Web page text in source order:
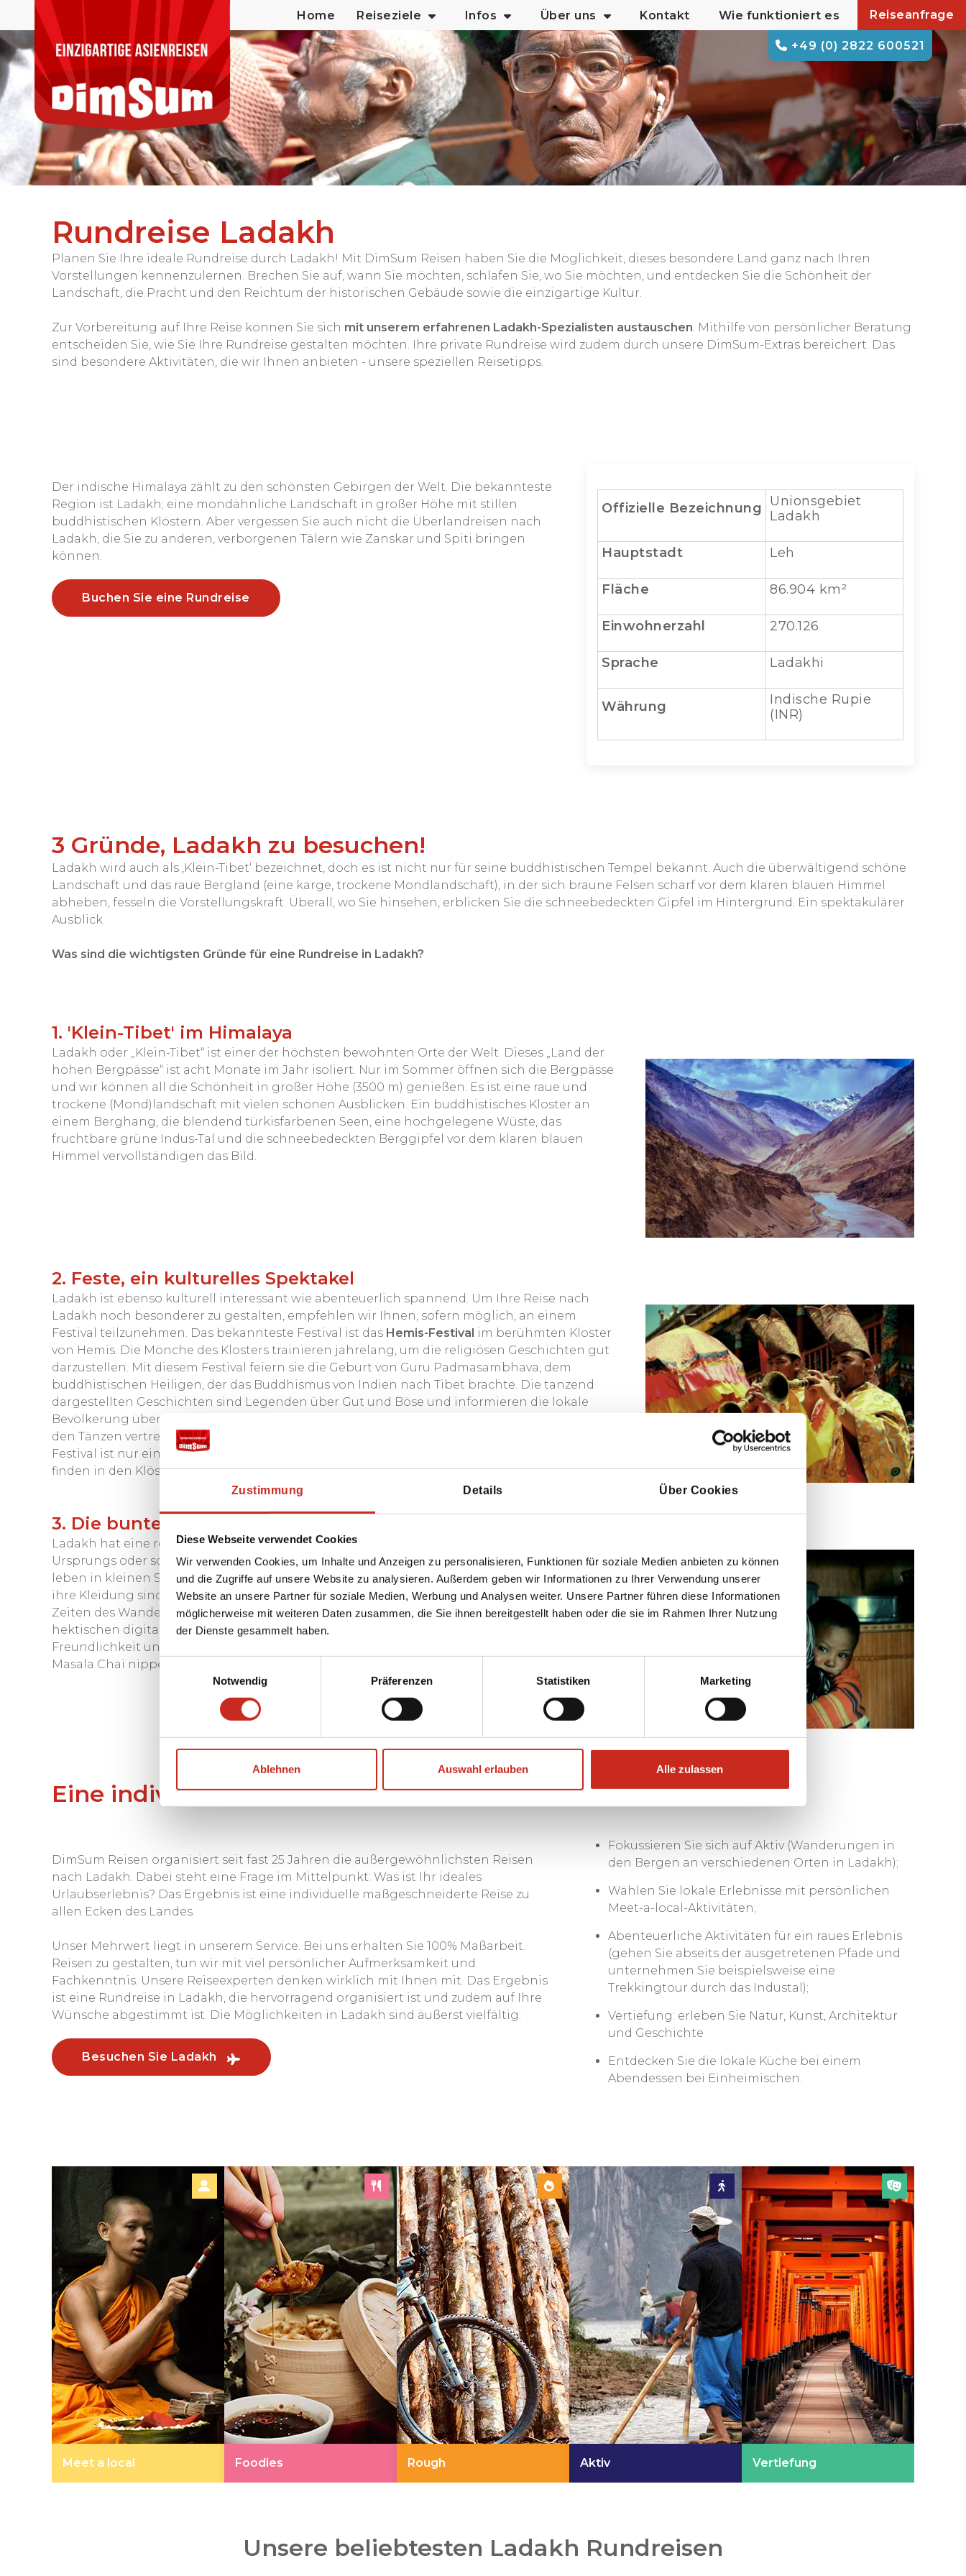
Zustimmung Details Über Cookies
Diese Webseite verwendet Cookies
Wir verwenden Cookies, um Inhalte und Anzeigen zu personalisieren, Funktionen für soziale Medien anbieten zu können
und die Zugriffe auf unsere Website zu analysieren. Außerdem geben wir Informationen zu Ihrer Verwendung unserer
Website an unsere Partner für soziale Medien, Werbung und Analysen weiter. Unsere Partner führen diese Informationen
möglicherweise mit weiteren Daten zusammen, die Sie ihnen bereitgestellt haben oder die sie im Rahmen Ihrer Nutzung
der Dienste gesammelt haben.
Einwilligungsauswahl
Notwendig
Präferenzen Statistiken Marketing
Ablehnen Auswahl erlauben Alle zulassen
+49 (0) 2822 600521
Home Reiseziele Infos Über uns Kontakt Wie funktioniert es Reiseanfrage
Rundreise Ladakh
Planen Sie Ihre ideale Rundreise durch Ladakh! Mit DimSum Reisen haben Sie die Möglichkeit, dieses besondere Land ganz nach Ihren
Vorstellungen kennenzulernen. Brechen Sie auf, wann Sie möchten, schlafen Sie, wo Sie möchten, und entdecken Sie die Schönheit der
Landschaft, die Pracht und den Reichtum der historischen Gebäude sowie die einzigartige Kultur.
Zur Vorbereitung auf Ihre Reise können Sie sich mit unserem erfahrenen Ladakh-Spezialisten austauschen. Mithilfe von persönlicher Beratung
entscheiden Sie, wie Sie Ihre Rundreise gestalten möchten. Ihre private Rundreise wird zudem durch unsere DimSum-Extras bereichert. Das
sind besondere Aktivitäten, die wir Ihnen anbieten - unsere speziellen Reisetipps.
Der indische Himalaya zählt zu den schönsten Gebirgen der Welt. Die bekannteste
Region ist Ladakh; eine mondähnliche Landschaft in großer Höhe mit stillen
buddhistischen Klöstern. Aber vergessen Sie auch nicht die Überlandreisen nach
Ladakh, die Sie zu anderen, verborgenen Tälern wie Zanskar und Spiti bringen
können.
Buchen Sie eine Rundreise
Offizielle Bezeichnung Unionsgebiet
Ladakh
Hauptstadt Leh
Fläche 86.904 km²
Einwohnerzahl 270.126
Sprache Ladakhi
Währung
Indische Rupie
(INR)
3 Gründe, Ladakh zu besuchen!
Ladakh wird auch als ‚Klein-Tibet‘ bezeichnet, doch es ist nicht nur für seine buddhistischen Tempel bekannt. Auch die überwältigend schöne
Landschaft und das raue Bergland (eine karge, trockene Mondlandschaft), in der sich braune Felsen scharf vor dem klaren blauen Himmel
abheben, fesseln die Vorstellungskraft. Überall, wo Sie hinsehen, erblicken Sie die schneebedeckten Gipfel im Hintergrund. Ein spektakulärer
Ausblick.
Was sind die wichtigsten Gründe für eine Rundreise in Ladakh?
1. 'Klein-Tibet' im Himalaya
Ladakh oder „Klein-Tibet“ ist einer der höchsten bewohnten Orte der Welt. Dieses „Land der
hohen Bergpässe“ ist acht Monate im Jahr isoliert. Nur im Sommer öffnen sich die Bergpässe
und wir können all die Schönheit in großer Höhe (3500 m) genießen. Es ist eine raue und
trockene (Mond)landschaft mit vielen schönen Ausblicken. Ein buddhistisches Kloster an
einem Berghang, die blendend türkisfarbenen Seen, eine hochgelegene Wüste, das
fruchtbare grüne Indus-Tal und die schneebedeckten Berggipfel vor dem klaren blauen
Himmel vervollständigen das Bild.
2. Feste, ein kulturelles Spektakel
Ladakh ist ebenso kulturell interessant wie abenteuerlich spannend. Um Ihre Reise nach
Ladakh noch besonderer zu gestalten, empfehlen wir Ihnen, sofern möglich, an einem
Festival teilzunehmen. Das bekannteste Festival ist das Hemis-Festival im berühmten Kloster
von Hemis. Die Mönche des Klosters trainieren jahrelang, um die religiösen Geschichten gut
darzustellen. Mit diesem Festival feiern sie die Geburt von Guru Padmasambhava, dem
buddhistischen Heiligen, der das Buddhismus von Indien nach Tibet brachte. Die tanzend
dargestellten Geschichten sind Legenden über Gut und Böse und informieren die lokale
Bevölkerung über das buddhistische Gedankengut. Es sind auch immer lustige Figuren in
den Tänzen vertreten, die versuchen, die Zuschauer zum Lachen zu bringen. Das Hemis-
Festival ist nur eines der vielen Feste, die Sie besuchen können; andere bekannte Feste
finden in den Klöstern von Taktok, Phyang, Karzok und Thikse statt.
3. Die bunte Kultur und Gastfreundschaft
Ladakh hat eine reiche Kultur. Die Ladakhi sind meist tibetische Buddhisten arischen
Ursprungs oder schiitische Muslime. Sie sind äußerst gastfreundlich und freundlich. Sie
leben in kleinen Siedlungen und führen einen sehr einfachen Lebensstil. Ihr Schmuck und
ihre Kleidung sind besonders, und sie sind stolz auf ihre Kultur und möchten diese auch in
Zeiten des Wandels bewahren. Hier können Sie eine Auszeit von Ihrem schnellen und
hektischen digitalen Leben nehmen. Schalten Sie Ihr Telefon aus und genießen Sie die
Freundlichkeit und Gastfreundschaft der Ladakhi, während Sie an einer Tasse aromatischem
Masala Chai nippen oder, wenn Sie weniger Glück haben, an einer Tasse Buttermilchtee.
Eine individuelle Rundreise durch Ladakh, die zu Ihnen passt
DimSum Reisen organisiert seit fast 25 Jahren die außergewöhnlichsten Reisen
nach Ladakh. Dabei steht eine Frage im Mittelpunkt: Was ist Ihr ideales
Urlaubserlebnis? Das Ergebnis ist eine individuelle maßgeschneiderte Reise zu
allen Ecken des Landes.
Unser Mehrwert liegt in unserem Service. Bei uns erhalten Sie 100% Maßarbeit.
Reisen zu gestalten, tun wir mit viel persönlicher Aufmerksamkeit und
Fachkenntnis. Unsere Reiseexperten denken wirklich mit Ihnen mit. Das Ergebnis
ist eine Rundreise in Ladakh, die hervorragend organisiert ist und zudem auf Ihre
Wünsche abgestimmt ist. Die Möglichkeiten in Ladakh sind äußerst vielfältig:
Besuchen Sie Ladakh
Fokussieren Sie sich auf Aktiv (Wanderungen in
den Bergen an verschiedenen Orten in Ladakh);
Wählen Sie lokale Erlebnisse mit persönlichen
Meet-a-local-Aktivitäten;
Abenteuerliche Aktivitäten für ein raues Erlebnis
(gehen Sie abseits der ausgetretenen Pfade und
unternehmen Sie beispielsweise eine
Trekkingtour durch das Industal);
Vertiefung: erleben Sie Natur, Kunst, Architektur
und Geschichte
Entdecken Sie die lokale Küche bei einem
Abendessen bei Einheimischen.
Meet a local Foodies Rough Aktiv Vertiefung
Unsere beliebtesten Ladakh Rundreisen